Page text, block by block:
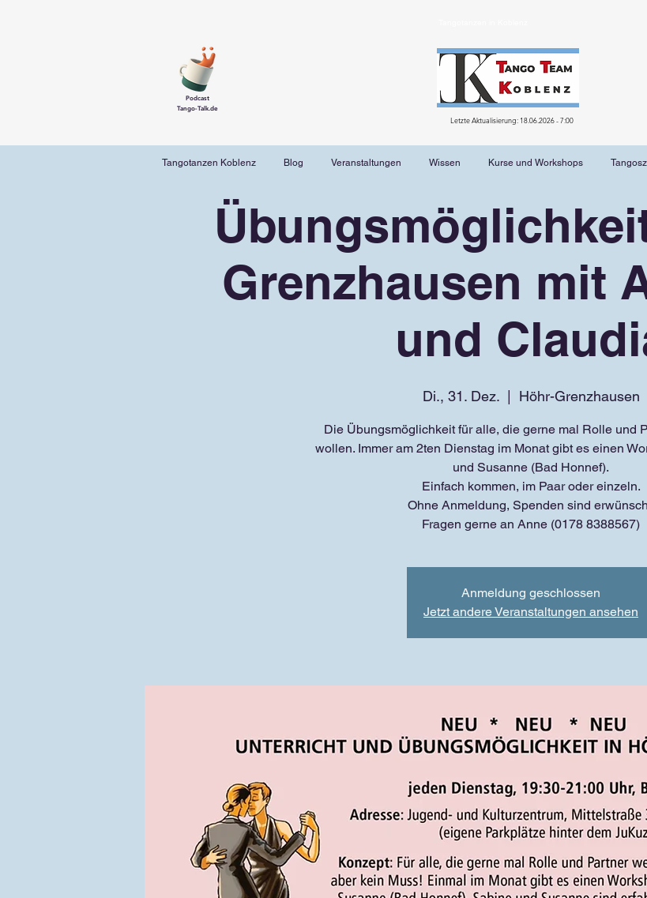
Podcast
Tango-Talk.de
Letzte Aktualisierung: 18.06.2026 - 7:00
Tangotanzen Koblenz Blog Veranstaltungen Wissen Kurse und Workshops
Grenzhausen mit
und
Di., 31. Dez.
  |
Höhr-Grenzhausen
Die Übungsmöglichkeit für alle, die gerne mal Rolle und
wollen. Immer am 2ten Dienstag im Monat gibt es einen
und Susanne (Bad Honnef).
Einfach kommen, im Paar oder einzeln.
Ohne Anmeldung, Spenden sind
Fragen gerne an Anne (0178 8388567)
Anmeldung geschlossen
Jetzt andere Veranstaltungen ansehen